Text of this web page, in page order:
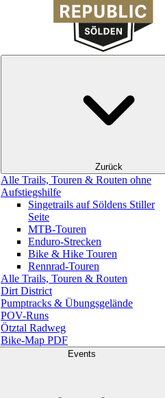
Zurück
Alle Trails, Touren & Routen ohne
Aufstiegshilfe
Singetrails auf Söldens Stiller
Seite
MTB-Touren
Enduro-Strecken
Bike & Hike Touren
Rennrad-Touren
Alle Trails, Touren & Routen
Dirt District
Pumptracks & Übungsgelände
POV-Runs
Ötztal Radweg
Bike-Map PDF
Events